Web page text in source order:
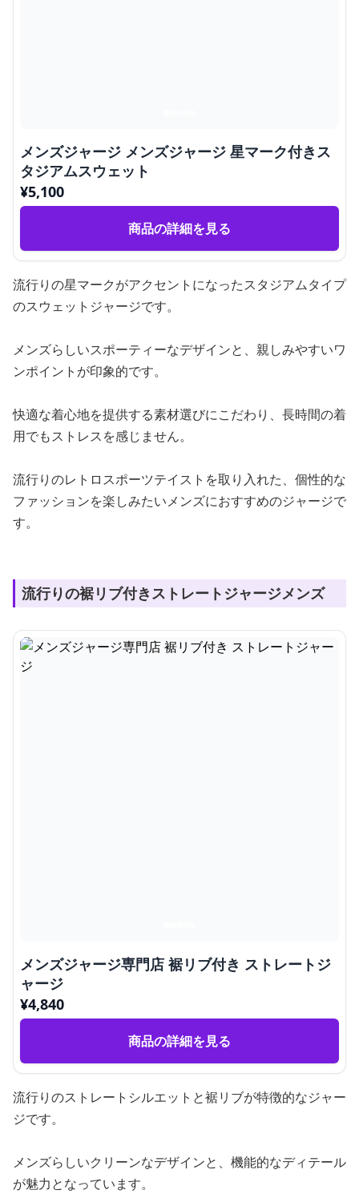
メンズジャージ メンズジャージ 星マーク付きス
タジアムスウェット
¥5,100
商品の詳細を見る
流行りの星マークがアクセントになったスタジアムタイプ
のスウェットジャージです。
メンズらしいスポーティーなデザインと、親しみやすいワ
ンポイントが印象的です。
快適な着心地を提供する素材選びにこだわり、長時間の着
用でもストレスを感じません。
流行りのレトロスポーツテイストを取り入れた、個性的な
ファッションを楽しみたいメンズにおすすめのジャージで
す。
流行りの裾リブ付きストレートジャージメンズ
メンズジャージ専門店 裾リブ付き ストレートジ
ャージ
¥4,840
商品の詳細を見る
流行りのストレートシルエットと裾リブが特徴的なジャー
ジです。
メンズらしいクリーンなデザインと、機能的なディテール
が魅力となっています。